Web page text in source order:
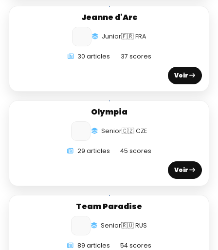
Jeanne d'Arc
Junior🇫🇷 FRA
30 articles 37 scores
Voir
Olympia
Senior🇨🇿 CZE
29 articles 45 scores
Voir
Team Paradise
Senior🇷🇺 RUS
89 articles 54 scores